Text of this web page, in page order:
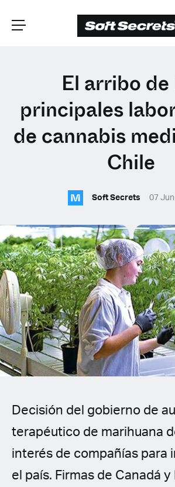
ELIGE TU
UBICACIÓN
Dutch
English (United States)
Spanish (Spain)
Spanish (Latin America)
German
French
Italian
Polish
El arribo de
principales
de cannabis
Chile
M Soft Secrets 07
Decisión del gobierno de
terapéutico de marihuana
interés de compañías para
el país. Firmas de Canadá y